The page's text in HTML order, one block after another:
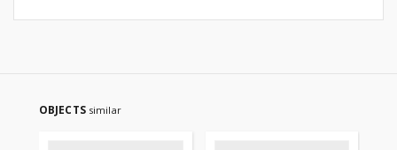
OBJECTS similar